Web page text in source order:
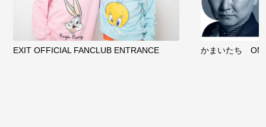
EXIT OFFICIAL FANCLUB ENTRANCE かまいたち